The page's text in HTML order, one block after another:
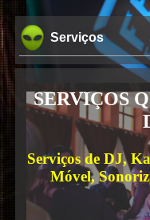
Serviços
SERVIÇOS
Serviços de DJ,
Móvel,